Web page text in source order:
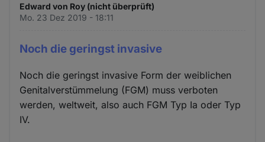
Edward von Roy (nicht überprüft)
Mo. 23 Dez 2019 - 18:11
Noch die geringst invasive
Noch die geringst invasive Form der weiblichen
Genitalverstümmelung (FGM) muss verboten
werden, weltweit, also auch FGM Typ Ia oder Typ
IV.